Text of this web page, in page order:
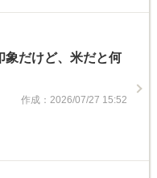
象だけど、米だと何
作成：2026/07/27 15:52